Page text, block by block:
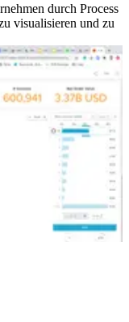
durch Process
visualisieren und zu